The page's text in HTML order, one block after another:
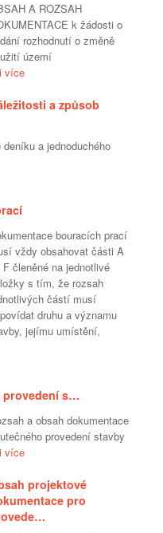
A ROZSAH
k žádosti o
rozhodnutí o změně
území
více
a způsob
a jednoduchého
bouracích prací
vždy obsahovat části A
F členěné na jednotlivé
s tím, že rozsah
částí musí
druhu a významu
jejímu umístění,
provedení s…
a obsah dokumentace
provedení stavby
více
projektové
pro